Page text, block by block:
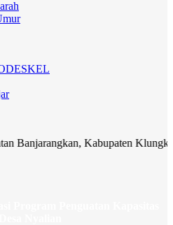
Kabupaten Klungkung.